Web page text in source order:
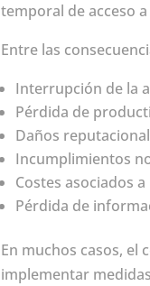
temporal de acceso
Entre las
Interrupción de la
Pérdida de
Daños
Incumplimientos
Costes asociados
Pérdida de
En muchos casos, el
implementar